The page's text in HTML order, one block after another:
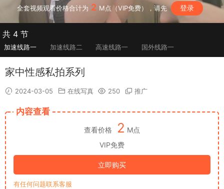
全套视频观看价格合计为 2 M点（VIP免费），请先 登录
共 4 节
加速线路一 加速线路二 高速线路一 国外线路一
家中性感私拍系列
2024-03-05 在线写真 250 推广
内容查看
查看价格 2 M点
VIP免费
立即购买
有任何问题联系客服